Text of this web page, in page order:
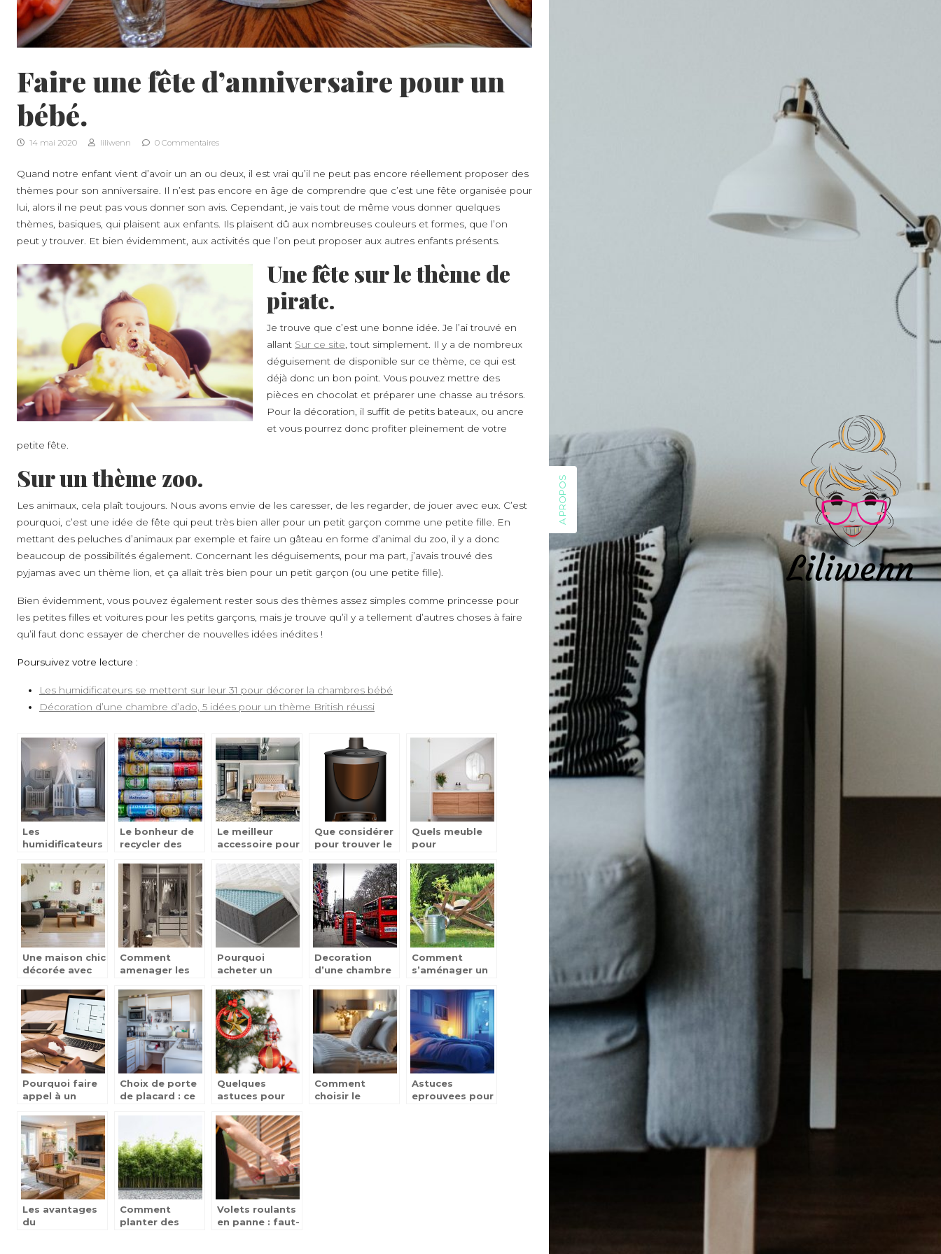
Faire une fête d’anniversaire pour un
bébé.
14 mai 2020 liliwenn 0 Commentaires
Quand notre enfant vient d’avoir un an ou deux, il est vrai qu’il ne peut pas encore réellement proposer des
thèmes pour son anniversaire. Il n’est pas encore en âge de comprendre que c’est une fête organisée pour
lui, alors il ne peut pas vous donner son avis. Cependant, je vais tout de même vous donner quelques
thèmes, basiques, qui plaisent aux enfants. Ils plaisent dû aux nombreuses couleurs et formes, que l’on
peut y trouver. Et bien évidemment, aux activités que l’on peut proposer aux autres enfants présents.
Une fête sur le thème de
pirate.
Je trouve que c’est une bonne idée. Je l’ai trouvé en
allant Sur ce site, tout simplement. Il y a de nombreux
déguisement de disponible sur ce thème, ce qui est
déjà donc un bon point. Vous pouvez mettre des
pièces en chocolat et préparer une chasse au trésors.
Pour la décoration, il suffit de petits bateaux, ou ancre
et vous pourrez donc profiter pleinement de votre
petite fête.
Sur un thème zoo.
Les animaux, cela plaît toujours. Nous avons envie de les caresser, de les regarder, de jouer avec eux. C’est
pourquoi, c’est une idée de fête qui peut très bien aller pour un petit garçon comme une petite fille. En
mettant des peluches d’animaux par exemple et faire un gâteau en forme d’animal du zoo, il y a donc
beaucoup de possibilités également. Concernant les déguisements, pour ma part, j’avais trouvé des
pyjamas avec un thème lion, et ça allait très bien pour un petit garçon (ou une petite fille).
Bien évidemment, vous pouvez également rester sous des thèmes assez simples comme princesse pour
les petites filles et voitures pour les petits garçons, mais je trouve qu’il y a tellement d’autres choses à faire
qu’il faut donc essayer de chercher de nouvelles idées inédites !
Poursuivez votre lecture :
Les humidificateurs se mettent sur leur 31 pour décorer la chambres bébé
Décoration d’une chambre d’ado, 5 idées pour un thème British réussi
Les
humidificateurs
leur 31 pour
décorer la
chambres bébé
Le bonheur de
recycler des
Le meilleur
accessoire pour
chambre
Que considérer
pour trouver le
parfait pour
votre maison ?
Quels meuble
pour
salle de bain ?
Une maison chic
décorée avec
Comment
amenager les
?
Pourquoi
acheter un
memoire de
forme ?
Decoration
d’une chambre
pour un theme
British reussi
Comment
s’aménager un
l’extérieur ?
Pourquoi faire
appel à un
d’intérieur ?
Choix de porte
de placard : ce
Quelques
astuces pour
Comment
choisir le
Astuces
eprouvees pour
Les avantages
du
Comment
planter des
Volets roulants
en panne : faut-
A PROPOS
Salut, vous êtes bien sur le blog de
prête à vous donner tout plein
d’astuces et conseils pour parfaire
A bientôt.